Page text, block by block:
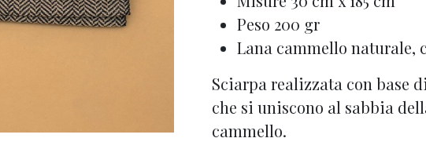
Peso 200 gr
Lana cammello naturale,
Sciarpa realizzata con base
che si uniscono al sabbia
cammello.